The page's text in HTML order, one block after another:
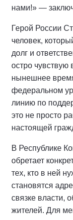
нами!» —
Герой России
человек,
долг и
остро чувствую
нынешнее
федеральном
линию по
это не просто
настоящей
В Республике
обретает
тех, кто в ней
становятся
связке власти,
жителей. Для